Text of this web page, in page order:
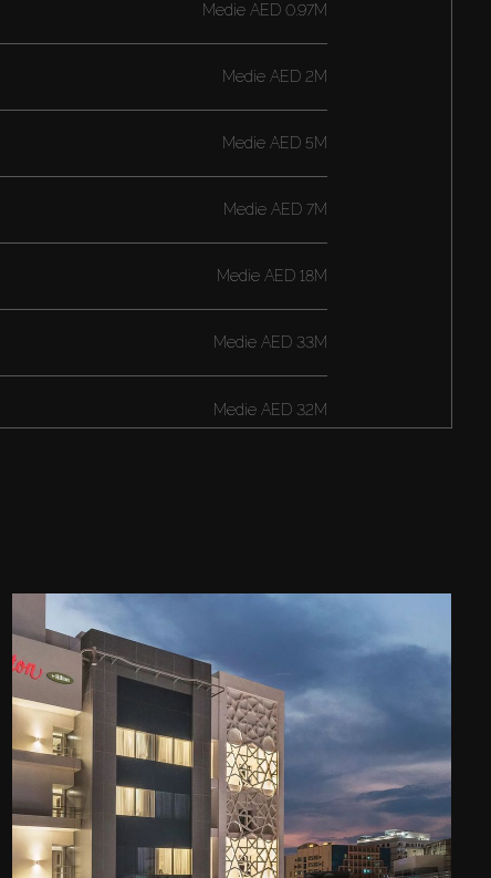
MedieAED 0.97M
MedieAED 2M
MedieAED 5M
MedieAED 7M
MedieAED 18M
MedieAED 33M
MedieAED 32M